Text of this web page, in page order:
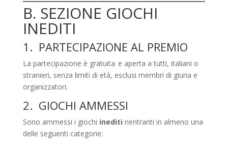
B. SEZIONE GIOCHI
INEDITI
1. PARTECIPAZIONE AL PREMIO
La partecipazione è gratuita e aperta a tutti, italiani o
stranieri, senza limiti di età, esclusi membri di giuria e
organizzatori.
2. GIOCHI AMMESSI
Sono ammessi i giochi inediti rientranti in almeno una
delle seguenti categorie: